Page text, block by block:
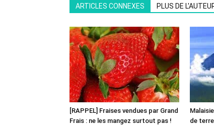
ARTICLES CONNEXES PLUS DE
[RAPPEL] Fraises vendues par Grand
Frais : ne les mangez surtout pas !
de